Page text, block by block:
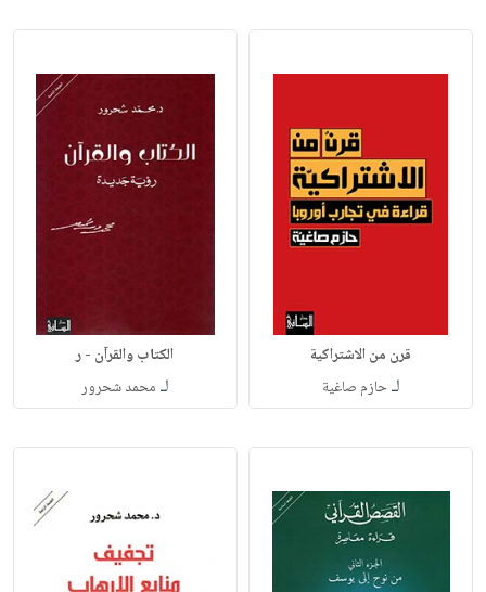
قرن من الاشتراكية
لـحازم صاغية
الكتاب والقرآن - ر
لـ محمد شحرور